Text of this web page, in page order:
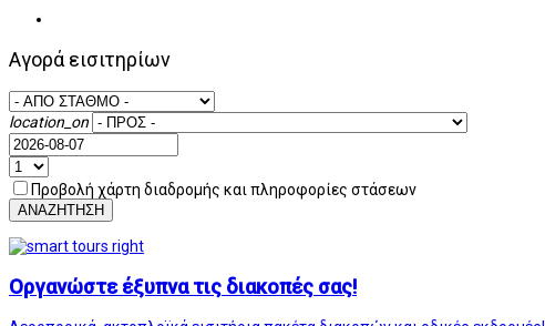
Αγορά εισιτηρίων
location_on
Προβολή χάρτη διαδρομής και πληροφορίες στάσεων
ΑΝΑΖΗΤΗΣΗ
Οργανώστε έξυπνα τις διακοπές σας!